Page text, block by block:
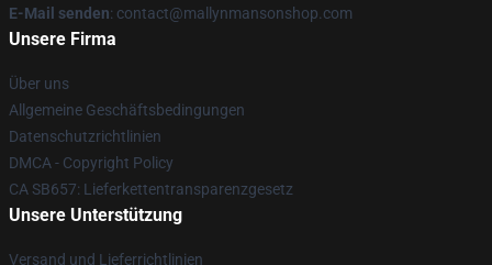
E-Mail senden: contact@mallynmansonshop.com
Unsere Firma
Über uns
Allgemeine Geschäftsbedingungen
Datenschutzrichtlinien
DMCA - Copyright Policy
CA SB657: Lieferkettentransparenzgesetz
Unsere Unterstützung
Versand und Lieferrichtlinien